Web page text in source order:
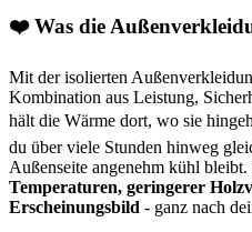
❤️Was die
Mit der isolierten
Kombination aus Leistung,
hält die Wärme dort, wo sie
du über viele Stunden hinweg
Außenseite angenehm kühl bleibt.
Temperaturen, geringerer
Erscheinungsbild - ganz nach